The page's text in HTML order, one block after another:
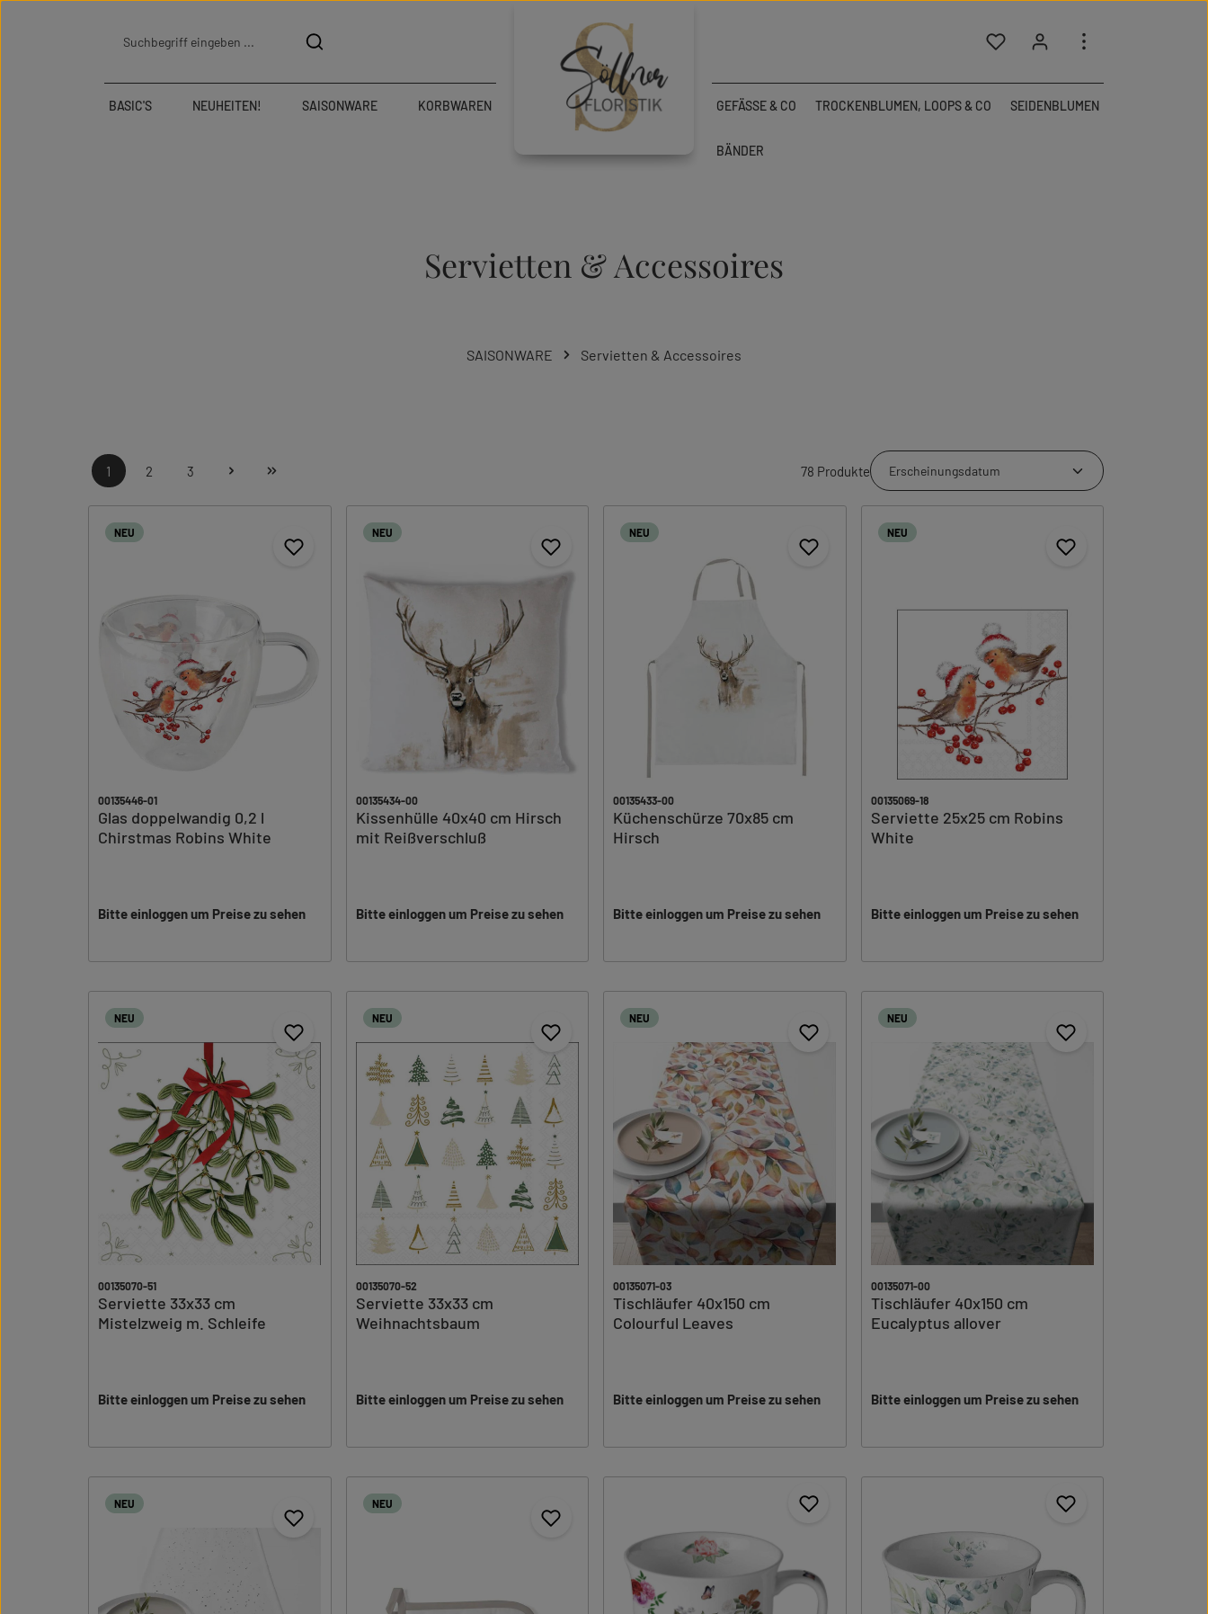
Du hast 0 Produkte auf dem Merkzettel
BASIC'S NEUHEITEN! SAISONWARE KORBWAREN GEFÄSSE & CO TROCKENBLUMEN, LOOPS & CO SEIDENBLUMEN
BÄNDER
Servietten & Accessoires
SAISONWARE Servietten & Accessoires
Seite
1
Seite
2
Seite
3 78 Produkte
NEU
00135446-01
Glas doppelwandig 0,2 l
Chirstmas Robins White
Bitte einloggen um Preise zu sehen
NEU
00135434-00
Kissenhülle 40x40 cm Hirsch
mit Reißverschluß
Bitte einloggen um Preise zu sehen
NEU
00135433-00
Küchenschürze 70x85 cm
Hirsch
Bitte einloggen um Preise zu sehen
NEU
00135069-18
Serviette 25x25 cm Robins
White
Bitte einloggen um Preise zu sehen
NEU
00135070-51
Serviette 33x33 cm
Mistelzweig m. Schleife
Bitte einloggen um Preise zu sehen
NEU
00135070-52
Serviette 33x33 cm
Weihnachtsbaum
Bitte einloggen um Preise zu sehen
NEU
00135071-03
Tischläufer 40x150 cm
Colourful Leaves
Bitte einloggen um Preise zu sehen
NEU
00135071-00
Tischläufer 40x150 cm
Eucalyptus allover
Bitte einloggen um Preise zu sehen
NEU NEU